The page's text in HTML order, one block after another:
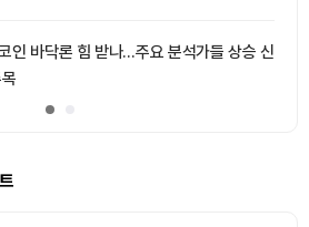
인 바닥론 힘 받나…주요 분석가들 상승 신